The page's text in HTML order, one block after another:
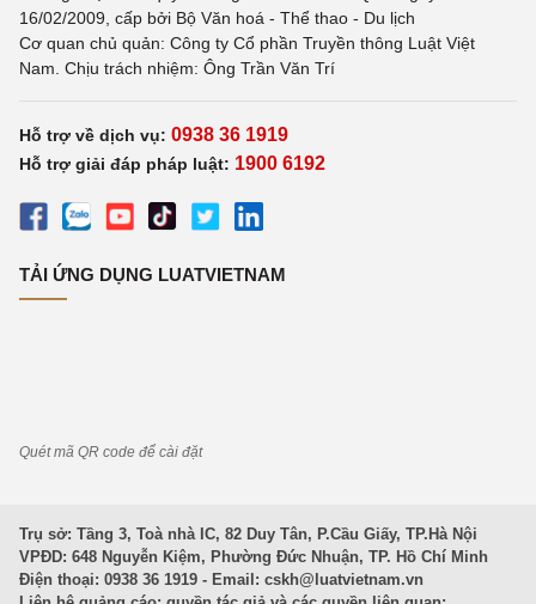
16/02/2009, cấp bởi Bộ Văn hoá - Thể thao - Du lịch
Cơ quan chủ quản: Công ty Cổ phần Truyền thông Luật Việt
Nam. Chịu trách nhiệm: Ông Trần Văn Trí
Hỗ trợ về dịch vụ: 0938 36 1919
Hỗ trợ giải đáp pháp luật: 1900 6192
TẢI ỨNG DỤNG LUATVIETNAM
Quét mã QR code để cài đặt
Trụ sở: Tầng 3, Toà nhà IC, 82 Duy Tân, P.Cầu Giấy, TP.Hà Nội
VPĐD: 648 Nguyễn Kiệm, Phường Đức Nhuận, TP. Hồ Chí Minh
Điện thoại: 0938 36 1919 - Email: cskh@luatvietnam.vn